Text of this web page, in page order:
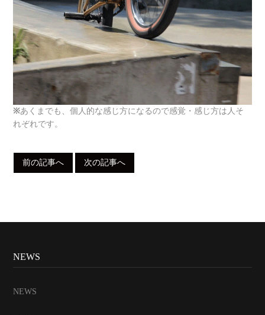
※あくまでも、個人的な感じ方になるので感覚・感じ方は人そ
れぞれです。
前の記事へ 次の記事へ
NEWS
NEWS